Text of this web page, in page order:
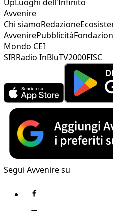
UpLuoghi dell'Infinito
Avvenire
Chi siamoRedazione
AvvenirePubblicità
Mondo CEI
SIRRadio InBluTV2000FISC
Segui Avvenire su